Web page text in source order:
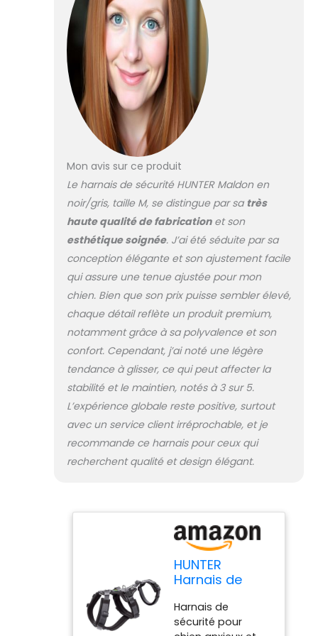
pression,
hautement
réfléchissant
grâce au matériau
3M Scotchlite
Reflective Réglable
jusqu'à 7 positions
(harnais à partir
de la taille S-M : 5
positions, ceinture
: 2 vitesses) taille :
cou 50-84 cm |
ventre 53-71 cm |
largeur 2,5 cm
Mon avis sur ce produit
Le harnais de sécurité HUNTER Maldon en
noir/gris, taille M, se distingue par sa très
haute qualité de fabricationet son
esthétique soignée. J’ai été séduite par sa
conception élégante et son ajustement facile
qui assure une tenue ajustée pour mon
chien. Bien que son prix puisse sembler élevé,
chaque détail reflète un produit premium,
notamment grâce à sa polyvalence et son
confort. Cependant, j’ai noté une légère
tendance à glisser, ce qui peut affecter la
stabilité et le maintien, notés à 3 sur 5.
L’expérience globale reste positive, surtout
avec un service client irréprochable, et je
recommande ce harnais pour ceux qui
recherchent qualité et design élégant.
HUNTER
Harnais de
Maldon
couleur
Harnais de
sécurité pour